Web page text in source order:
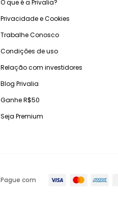
O que é a Privalia?
Privacidade e Cookies
Trabalhe Conosco
Condições de uso
Relação com investidores
Blog Privalia
Ganhe R$50
Seja Premium
Pague com